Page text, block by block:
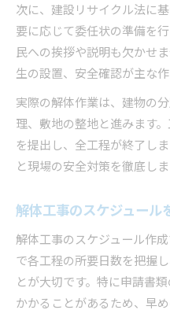
次に、建設リサイクル法に
要に応じて委任状の準備を
民への挨拶や説明も欠かせ
生の設置、安全確認が主な作
実際の解体作業は、建物の
理、敷地の整地と進みます
を提出し、全工程が終了し
と現場の安全対策を徹底しま
解体工事のスケジュール
解体工事のスケジュール作
で各工程の所要日数を把握
とが大切です。特に申請書
かかることがあるため、早